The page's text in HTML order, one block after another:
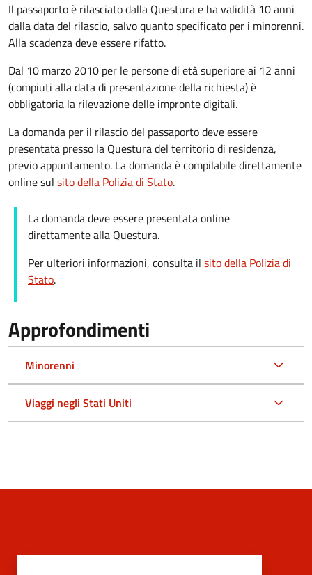
Il passaporto è rilasciato dalla Questura e ha validità 10 anni
dalla data del rilascio, salvo quanto specificato per i minorenni.
Alla scadenza deve essere rifatto.
Dal 10 marzo 2010 per le persone di età superiore ai 12 anni
(compiuti alla data di presentazione della richiesta) è
obbligatoria la rilevazione delle impronte digitali.
La domanda per il rilascio del passaporto deve essere
presentata presso la Questura del territorio di residenza,
previo appuntamento. La domanda è compilabile direttamente
online sul sito della Polizia di Stato.
La domanda deve essere presentata online
direttamente alla Questura.
Per ulteriori informazioni, consulta il sito della Polizia di
Stato.
Approfondimenti
Minorenni
Viaggi negli Stati Uniti